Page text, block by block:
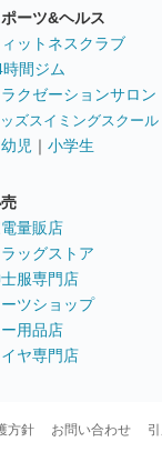
ポーツ&ヘルス
ットネスクラブ
時間ジム
ラクゼーションサロン
ズスイミングスクール
幼児 ｜ 小学生
量販店
ラッグストア
服専門店
ーツショップ
用品店
イヤ専門店
方針 お問い合わせ